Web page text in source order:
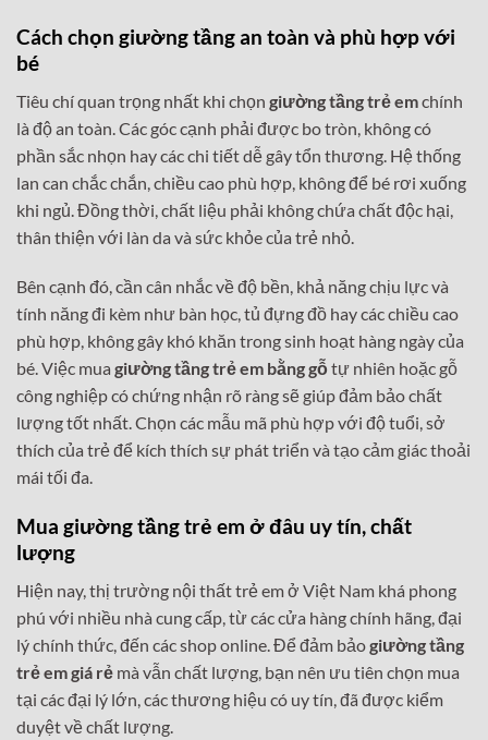
Cách chọn giường tầng an toàn và phù hợp với
bé
Tiêu chí quan trọng nhất khi chọn giường tầng trẻ emchính
là độ an toàn. Các góc cạnh phải được bo tròn, không có
phần sắc nhọn hay các chi tiết dễ gây tổn thương. Hệ thống
lan can chắc chắn, chiều cao phù hợp, không để bé rơi xuống
khi ngủ. Đồng thời, chất liệu phải không chứa chất độc hại,
thân thiện với làn da và sức khỏe của trẻ nhỏ.
Bên cạnh đó, cần cân nhắc về độ bền, khả năng chịu lực và
tính năng đi kèm như bàn học, tủ đựng đồ hay các chiều cao
phù hợp, không gây khó khăn trong sinh hoạt hàng ngày của
bé. Việc mua giường tầng trẻ em bằng gỗ tự nhiên hoặc gỗ
công nghiệp có chứng nhận rõ ràng sẽ giúp đảm bảo chất
lượng tốt nhất. Chọn các mẫu mã phù hợp với độ tuổi, sở
thích của trẻ để kích thích sự phát triển và tạo cảm giác thoải
mái tối đa.
Mua giường tầng trẻ em ở đâu uy tín, chất
lượng
Hiện nay, thị trường nội thất trẻ em ở Việt Nam khá phong
phú với nhiều nhà cung cấp, từ các cửa hàng chính hãng, đại
lý chính thức, đến các shop online. Để đảm bảogiường tầng
trẻ em giá rẻ mà vẫn chất lượng, bạn nên ưu tiên chọn mua
tại các đại lý lớn, các thương hiệu có uy tín, đã được kiểm
duyệt về chất lượng.